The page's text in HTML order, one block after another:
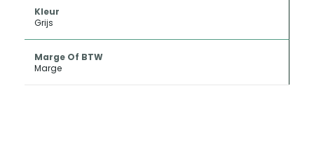
Kleur
Grijs
Marge Of BTW
Marge